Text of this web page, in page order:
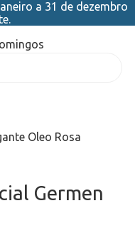
a 31 de dezembro
Oleo Rosa
Germen